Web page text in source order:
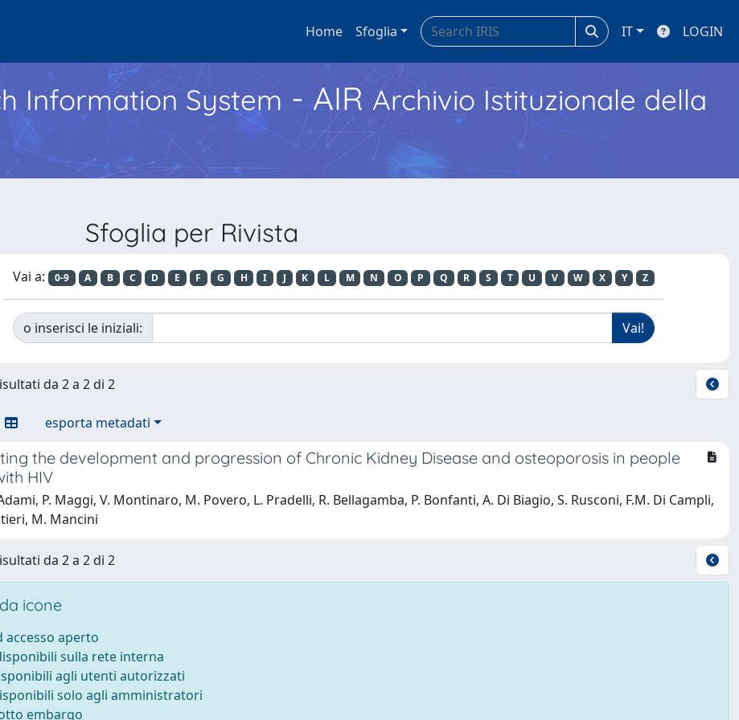
Home Sfoglia IT LOGIN
Information System - AIR Archivio Istituzionale della
Sfoglia per Rivista
Vai a: 0-9 A B C D E F G H I J K L M N O P Q R S T U V W X Y Z
o inserisci le iniziali:
da 2 a 2 di 2
esporta metadati
the development and progression of Chronic Kidney Disease and osteoporosis in people
HIV
P. Maggi, V. Montinaro, M. Povero, L. Pradelli, R. Bellagamba, P. Bonfanti, A. Di Biagio, S. Rusconi, F.M. Di Campli,
M. Mancini
da 2 a 2 di 2
icone
accesso aperto
sulla rete interna
agli utenti autorizzati
solo agli amministratori
embargo